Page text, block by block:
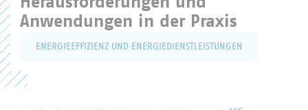
Anwendungen in der Praxis
ENERGIEEFFIZIENZ UND ENERGIEDIENSTLEISTUNGEN